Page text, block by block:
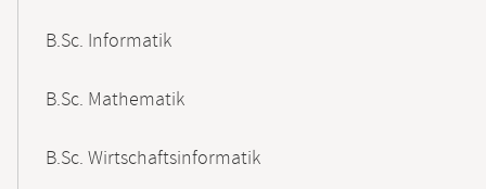
B.Sc. Informatik
B.Sc. Mathematik
B.Sc. Wirtschaftsinformatik